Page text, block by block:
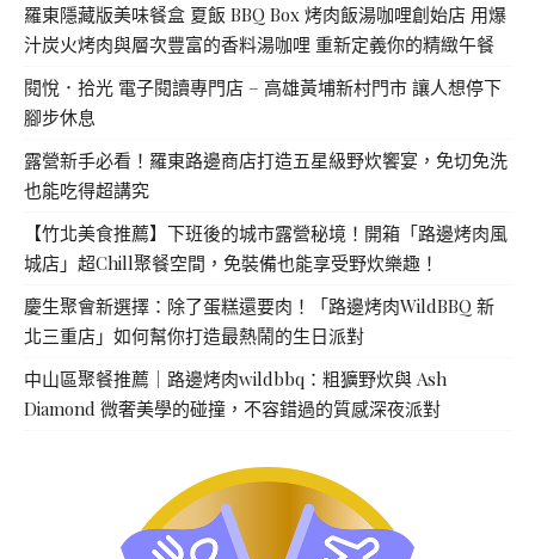
羅東隱藏版美味餐盒 夏飯 BBQ Box 烤肉飯湯咖哩創始店 用爆
汁炭火烤肉與層次豐富的香料湯咖哩 重新定義你的精緻午餐
閱悅．拾光 電子閱讀專門店 – 高雄黃埔新村門市 讓人想停下
腳步休息
露營新手必看！羅東路邊商店打造五星級野炊饗宴，免切免洗
也能吃得超講究
【竹北美食推薦】下班後的城市露營秘境！開箱「路邊烤肉風
城店」超Chill聚餐空間，免裝備也能享受野炊樂趣！
慶生聚會新選擇：除了蛋糕還要肉！「路邊烤肉WildBBQ 新
北三重店」如何幫你打造最熱鬧的生日派對
中山區聚餐推薦｜路邊烤肉wildbbq：粗獷野炊與 Ash
Diamond 微奢美學的碰撞，不容錯過的質感深夜派對